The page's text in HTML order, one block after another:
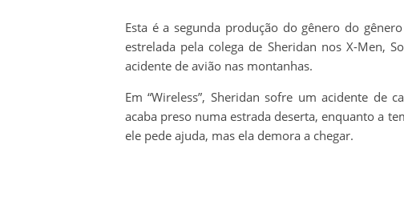
Esta é a segunda produção do gênero do
estrelada pela colega de Sheridan nos X-Men,
acidente de avião nas montanhas.
Em “Wireless”, Sheridan sofre um acidente
acaba preso numa estrada deserta, enquanto a
ele pede ajuda, mas ela demora a chegar.